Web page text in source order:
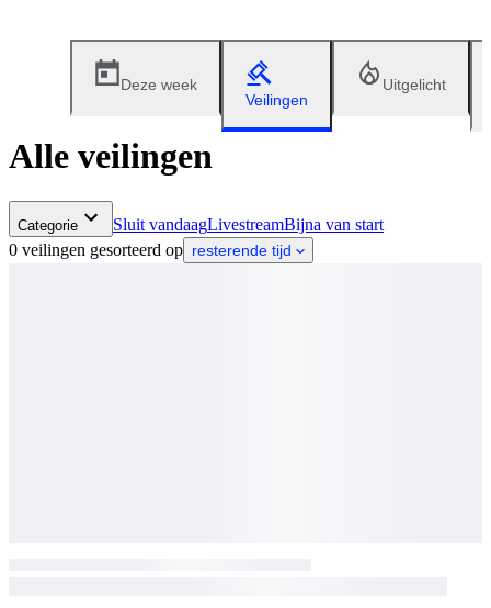
Deze week
Veilingen
Uitgelicht
Alle veilingen
Categorie Sluit vandaagLivestreamBijna van start
0 veilingen gesorteerd op resterende tijd